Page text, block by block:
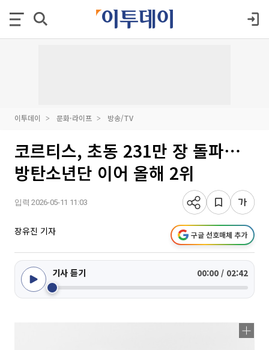
이투데이 문화·라이프 방송/TV
코르티스, 초동 231만 장 돌파⋯
방탄소년단 이어 올해 2위
입력 2026-05-11 11:03
장유진 기자 구글 선호매체 추가
기사 듣기 00:00 / 02:42